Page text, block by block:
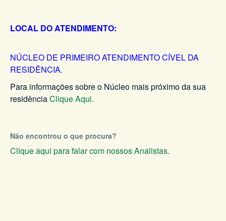
LOCAL DO ATENDIMENTO:
NÚCLEO DE PRIMEIRO ATENDIMENTO CÍVEL DA
RESIDÊNCIA.
Para informações sobre o Núcleo mais próximo da sua
residênciaClique Aqui.
Não encontrou o que procura?
Clique aqui para falar com nossos Analistas.